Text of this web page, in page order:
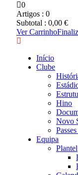
0
Artigos : 0
Subtotal : 0,00 €
Ver Carrinho
Início
Clube
Hino
Novo
Equipa
Plantel